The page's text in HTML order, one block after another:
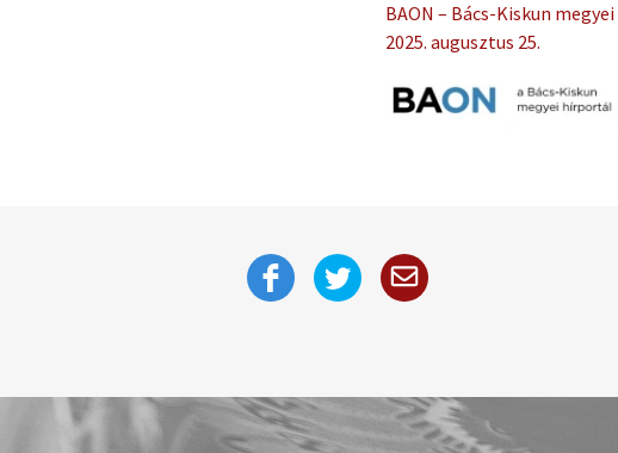
BAON – Bács-Kiskun
2025. augusztus 25.